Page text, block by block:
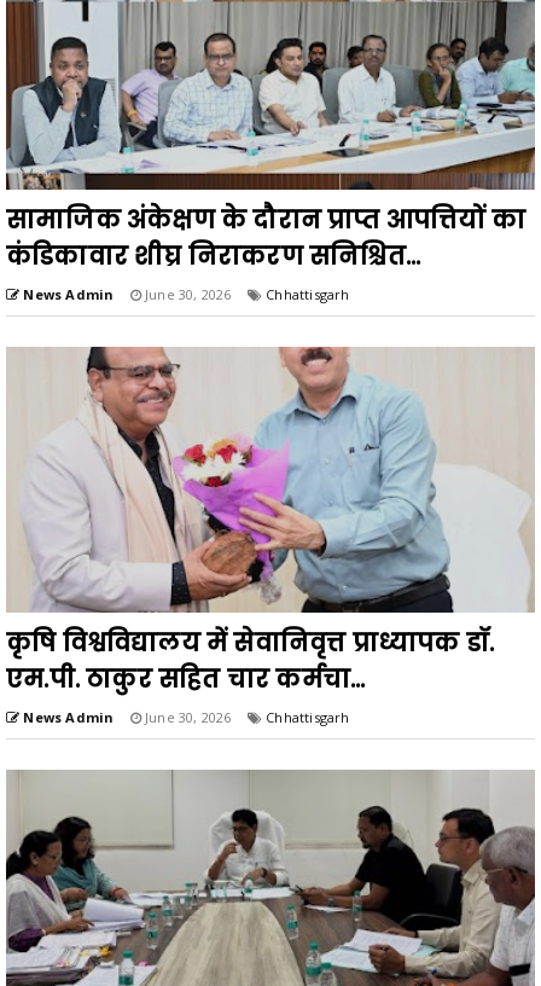
सामाजिक अंकेक्षण के दौरान प्राप्त आपत्तियों का
कंडिकावार शीघ्र निराकरण सनिश्चित...
News Admin June 30, 2026 Chhattisgarh
कृषि विश्वविद्यालय में सेवानिवृत्त प्राध्यापक डॉ.
एम.पी. ठाकुर सहित चार कर्मचा...
News Admin June 30, 2026 Chhattisgarh